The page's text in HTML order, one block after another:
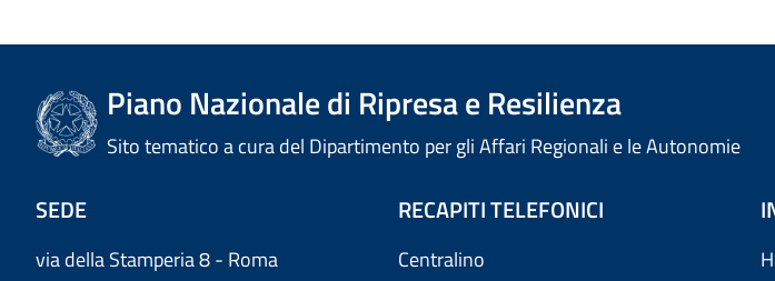
Piano Nazionale di Ripresa e Resilienza
Sito tematico a cura del Dipartimento per gli Affari Regionali e le Autonomie
SEDE
via della Stamperia 8 - Roma
RECAPITI TELEFONICI
Centralino